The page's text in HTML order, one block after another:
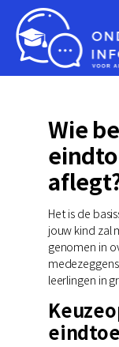
Wie
Het is de
jouw kind zal
genomen in
leerlingen in